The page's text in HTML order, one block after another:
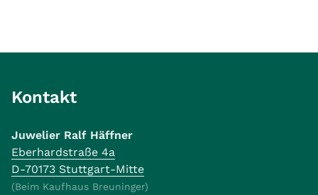
Kontakt
Juwelier Ralf Häffner
Eberhardstraße 4a
D-70173 Stuttgart-Mitte
(Beim Kaufhaus Breuninger)